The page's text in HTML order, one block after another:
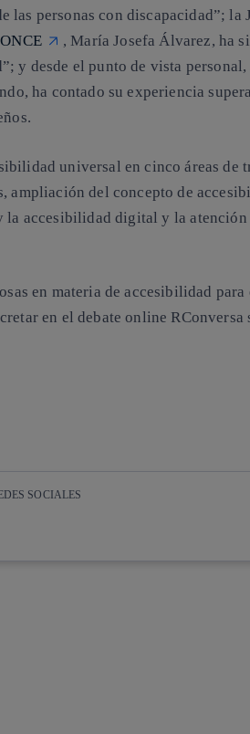
las personas con discapacidad”; la
,María Josefa Álvarez, ha
y desde el punto de vista personal,
ha contado su experiencia
universal en cinco áreas de
, ampliación del concepto de
la accesibilidad digital y la atención
en materia de accesibilidad para
en el debate online RConversa
SOCIALES